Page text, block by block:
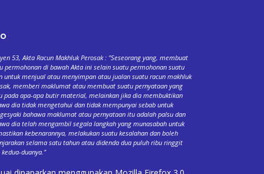
53, Akta Racun Makhluk Perosak : "Seseorang yang, membuat
permohonan di bawah Akta ini selain suatu permohonan suatu
untuk menjual atau menyimpan atau jualan suatu racun makhluk
memberi maklumat atau membuat suatu pernyataan yang
pada apa-apa butir material, melainkan jika dia membuktikan
dia tidak mengetahui dan tidak mempunyai sebab untuk
bahawa maklumat atau pernyataan itu adalah palsu dan
dia telah mengambil segala langkah yang munasabah untuk
kebenarannya, melakukan suatu kesalahan dan boleh
selama satu tahun atau didenda dua puluh ribu ringgit
duanya."